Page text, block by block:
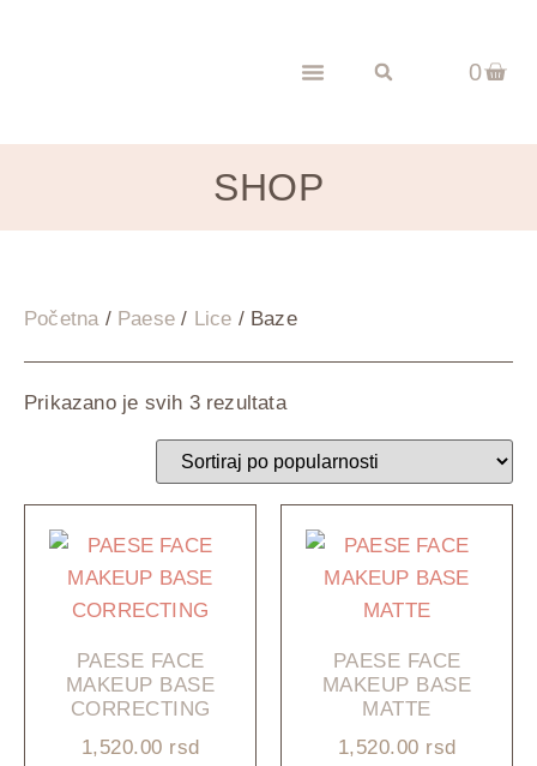
0
SHOP
Početna/ Paese / Lice / Baze
Prikazano je svih 3 rezultata
PAESE FACE
MAKEUP BASE
CORRECTING
1,520.00 rsd
PAESE FACE
MAKEUP BASE
MATTE
1,520.00 rsd